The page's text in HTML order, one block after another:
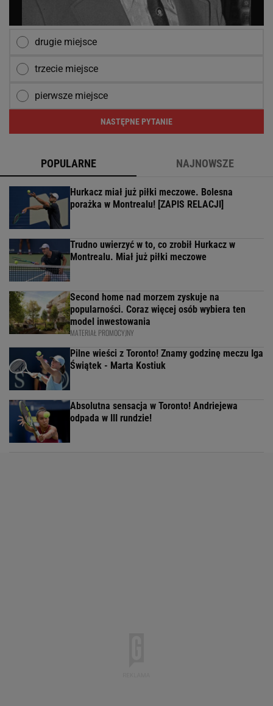
drugie miejsce
trzecie miejsce
pierwsze miejsce
NASTĘPNE PYTANIE
POPULARNE NAJNOWSZE
Hurkacz miał już piłki meczowe. Bolesna
porażka w Montrealu! [ZAPIS RELACJI]
Trudno uwierzyć w to, co zrobił Hurkacz w
Montrealu. Miał już piłki meczowe
Second home nad morzem zyskuje na
popularności. Coraz więcej osób wybiera ten
model inwestowania
MATERIAŁ PROMOCYJNY
Pilne wieści z Toronto! Znamy godzinę meczu Iga
Świątek - Marta Kostiuk
Absolutna sensacja w Toronto! Andriejewa
odpada w III rundzie!